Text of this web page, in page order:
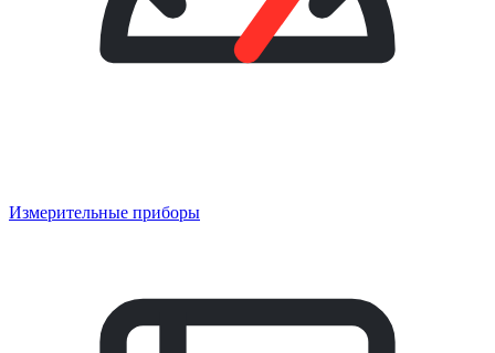
Измерительные приборы